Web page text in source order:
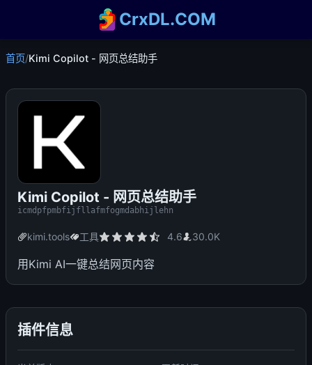
CrxDL.COM
首页/Kimi Copilot - 网页总结助手
Kimi Copilot - 网页总结助手
icmdpfpmbfijfllafmfogmdabhijlehn
kimi.tools 工具 4.6 30.0K
用Kimi AI一键总结网页内容
插件信息